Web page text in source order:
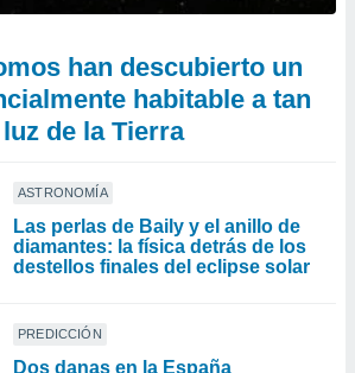
han descubierto un
habitable a tan
de la Tierra
ASTRONOMÍA
Las perlas de Baily y el anillo de
diamantes: la física detrás de los
destellos finales del eclipse solar
PREDICCIÓN
Dos danas en la España